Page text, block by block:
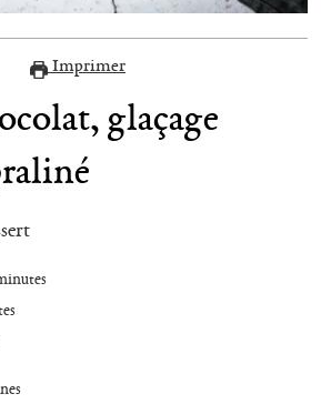
Imprimer
glaçage